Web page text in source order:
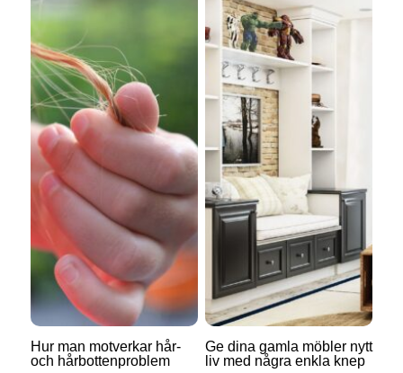
Hur man motverkar hår-
och hårbottenproblem
Ge dina gamla möbler nytt
liv med några enkla knep